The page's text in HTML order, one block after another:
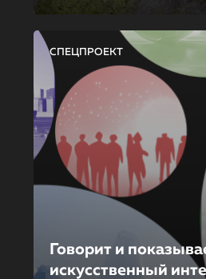
СПЕЦПРОЕКТ
Говорит и
искусственный